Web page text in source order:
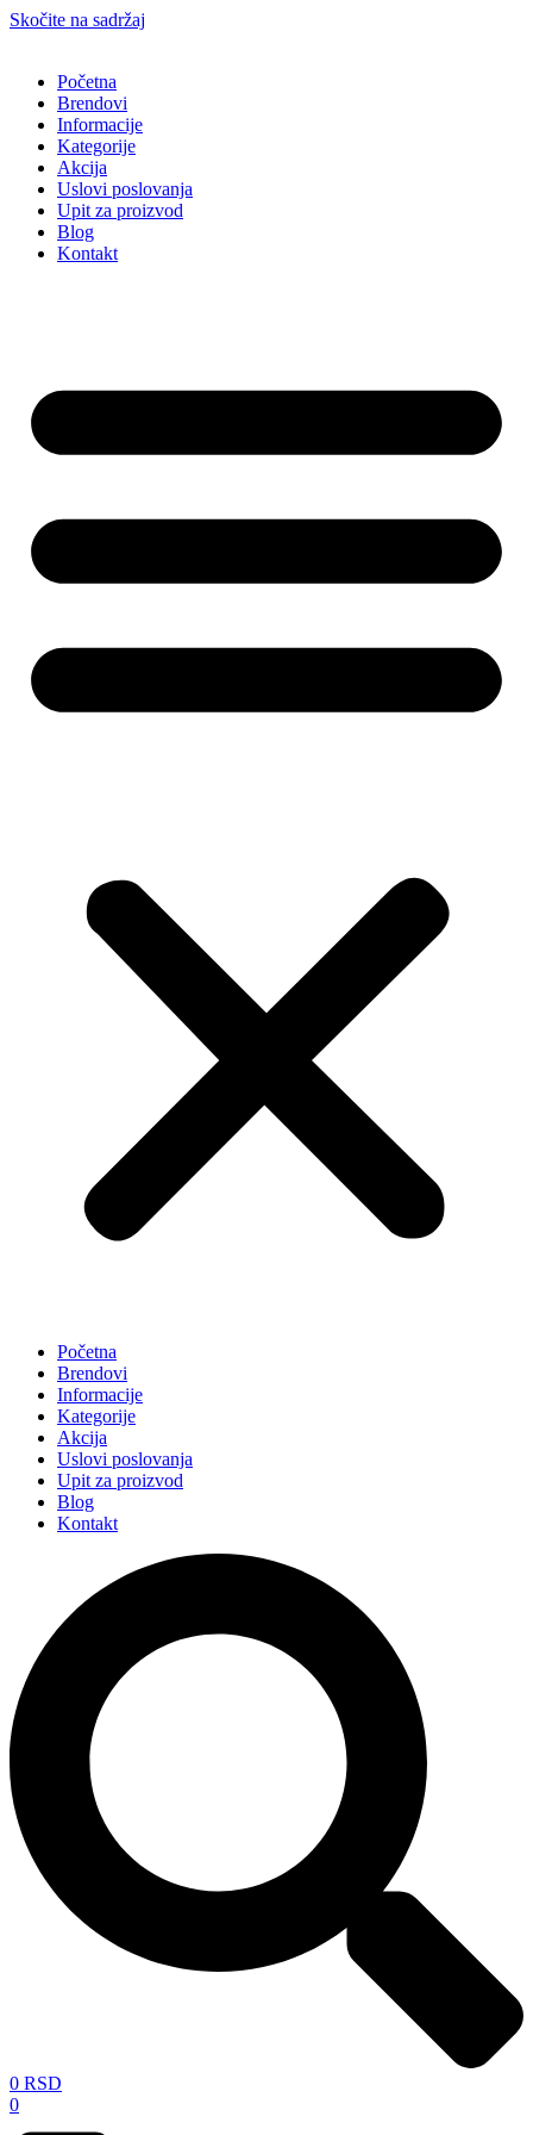
Skočite na sadržaj
Početna
Brendovi
Informacije
Kategorije
Akcija
Uslovi poslovanja
Upit za proizvod
Blog
Kontakt
Početna
Brendovi
Informacije
Kategorije
Akcija
Uslovi poslovanja
Upit za proizvod
Blog
Kontakt
0 RSD
0